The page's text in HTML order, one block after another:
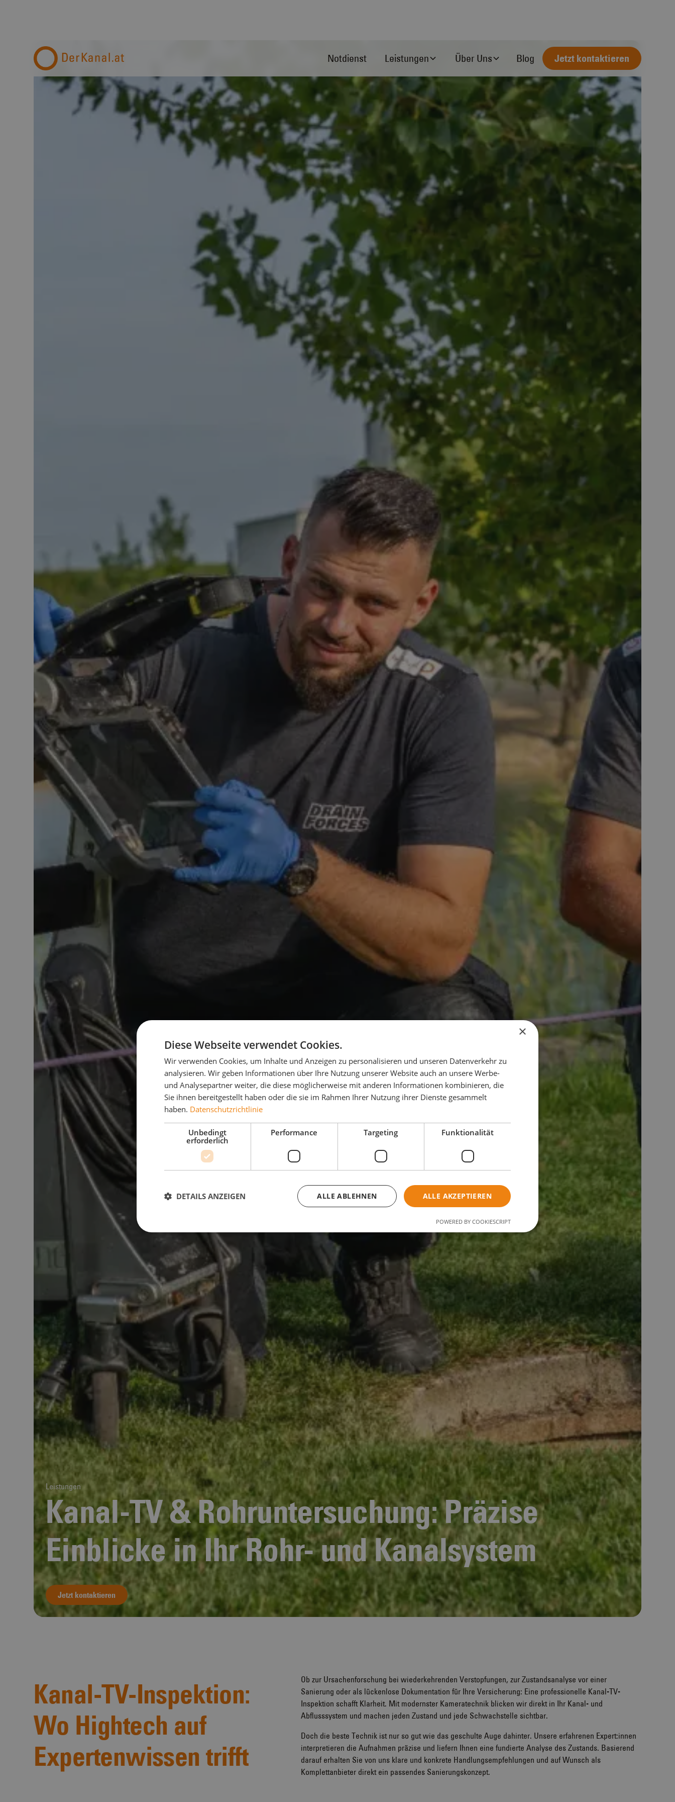
Notdienst Leistungen Über Uns Blog Jetzt kontaktieren
Leistungen
Kanal-TV & Rohruntersuchung: Präzise
Einblicke in Ihr Rohr- und Kanalsystem
Jetzt kontaktieren
Kanal-TV-Inspektion:
Wo Hightech auf
Expertenwissen trifft
Ob zur Ursachenforschung bei wiederkehrenden Verstopfungen, zur Zustandsanalyse vor einer
Sanierung oder als lückenlose Dokumentation für Ihre Versicherung: Eine professionelle Kanal-TV-
Inspektion schafft Klarheit. Mit modernster Kameratechnik blicken wir direkt in Ihr Kanal- und
Abflusssystem und machen jeden Zustand und jede Schwachstelle sichtbar.
Doch die beste Technik ist nur so gut wie das geschulte Auge dahinter. Unsere erfahrenen Expert:innen
interpretieren die Aufnahmen präzise und liefern Ihnen eine fundierte Analyse des Zustands. Basierend
darauf erhalten Sie von uns klare und konkrete Handlungsempfehlungen und auf Wunsch als
Komplettanbieter direkt ein passendes Sanierungskonzept.
×
Diese Webseite verwendet Cookies.
Wir verwenden Cookies, um Inhalte und Anzeigen zu personalisieren und unseren Datenverkehr zu
analysieren. Wir geben Informationen über Ihre Nutzung unserer Website auch an unsere Werbe-
und Analysepartner weiter, die diese möglicherweise mit anderen Informationen kombinieren, die
Sie ihnen bereitgestellt haben oder die sie im Rahmen Ihrer Nutzung ihrer Dienste gesammelt
haben. Datenschutzrichtlinie
Unbedingt
erforderlich
Performance Targeting Funktionalität
ALLE AKZEPTIEREN
ALLE ABLEHNEN
DETAILS ANZEIGEN
POWERED BY COOKIESCRIPT